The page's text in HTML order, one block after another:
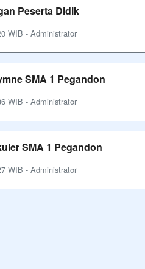
Peserta Didik
WIB - Administrator
SMA 1 Pegandon
WIB - Administrator
SMA 1 Pegandon
WIB - Administrator